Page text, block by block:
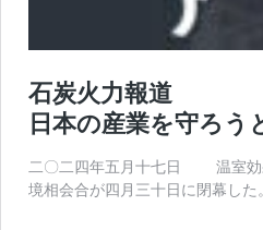
石炭火力報道
日本の産業を守ろ
二〇二四年五月十七日 温室効
境相会合が四月三十日に閉幕し